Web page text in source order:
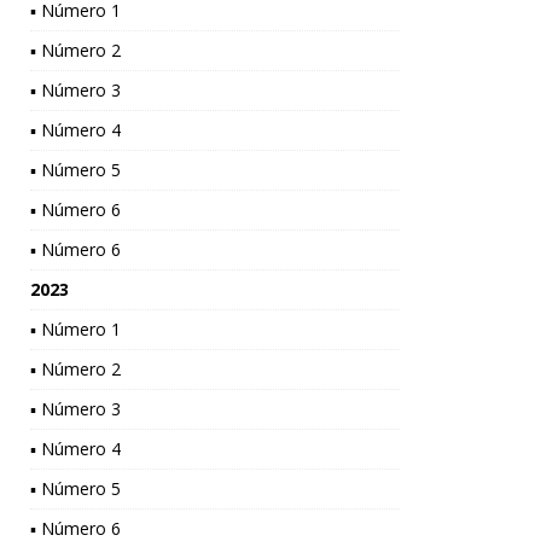
▪ Número 1
▪ Número 2
▪ Número 3
▪ Número 4
▪ Número 5
▪ Número 6
▪ Número 6
2023
▪ Número 1
▪ Número 2
▪ Número 3
▪ Número 4
▪ Número 5
▪ Número 6